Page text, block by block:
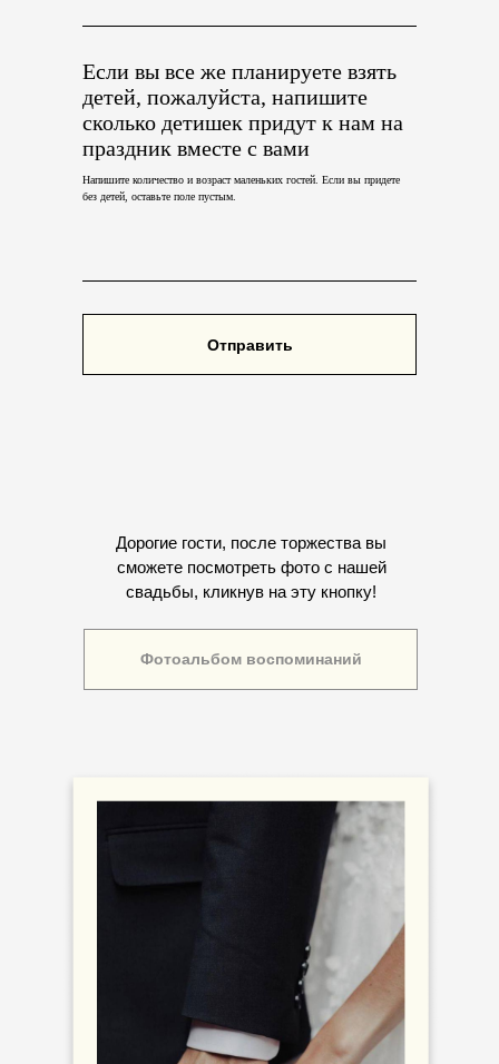
Если вы все же планируете взять
детей, пожалуйста, напишите
сколько детишек придут к нам на
праздник вместе с вами
Напишите количество и возраст маленьких гостей. Если вы придете
без детей, оставьте поле пустым.
Отправить
Фотоальбом воспоминаний
Дорогие гости, после торжества вы
сможете посмотреть фото с нашей
свадьбы, кликнув на эту кнопку!